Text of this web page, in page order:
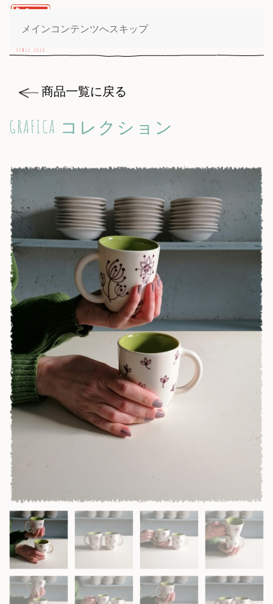
メインコンテンツへスキップ
商品一覧に戻る
GRAFICA コレクション